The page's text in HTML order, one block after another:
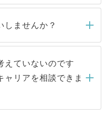
め 人気のある医療機
と、応募が殺到する場
る条件に合った人材の
依頼するケースが増え
ることは一切ありませ
先から内定をいただい
ありません。内定先へ
リアパートナーが行い
しませんか？
ることはありませんの
。当サイトからの登録
録者様の個人情報は、
ップおよび転職活動の
たします。お預かりし
データはご本人の許可
えていないのです
ャリアを相談できま